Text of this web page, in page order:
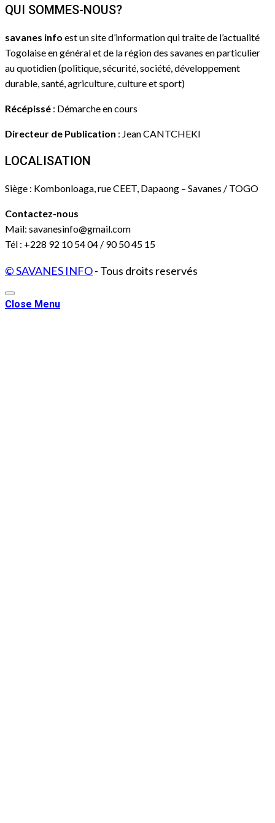
QUI SOMMES-NOUS?
savanes info est un site d’information qui traite de l’actualité
Togolaise en général et de la région des savanes en particulier
au quotidien (politique, sécurité, société, développement
durable, santé, agriculture, culture et sport)
Récépissé : Démarche en cours
Directeur de Publication : Jean CANTCHEKI
LOCALISATION
Siège : Kombonloaga, rue CEET, Dapaong – Savanes / TOGO
Contactez-nous
Mail: savanesinfo@gmail.com
Tél : +228 92 10 54 04 / 90 50 45 15
© SAVANES INFO- Tous droits reservés
Close Menu